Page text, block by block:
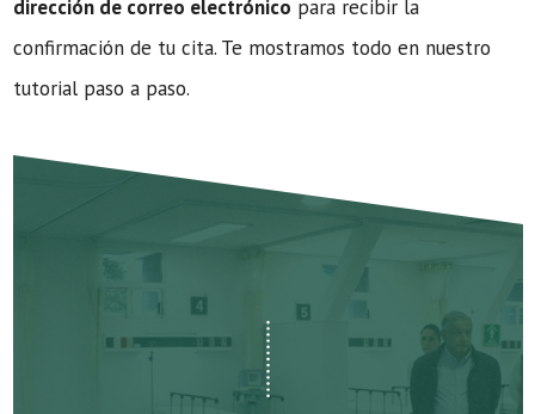
dirección de correo electrónico para recibir la
confirmación de tu cita. Te mostramos todo en nuestro
tutorial paso a paso.